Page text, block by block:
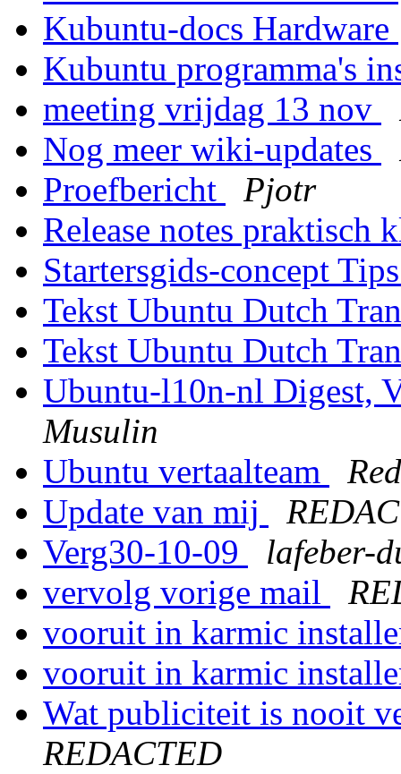
Kubuntu-docs Hardware
Kubuntu programma's
meeting vrijdag 13 nov
Nog meer wiki-updates
Proefbericht
Pjotr
Release notes praktisch
Startersgids-concept
Tekst Ubuntu Dutch
Tekst Ubuntu Dutch
Ubuntu-l10n-nl Digest,
Musulin
Ubuntu vertaalteam
Update van mij
Verg30-10-09
lafeber-
vervolg vorige mail
vooruit in karmic
vooruit in karmic
Wat publiciteit is nooit
REDACTED